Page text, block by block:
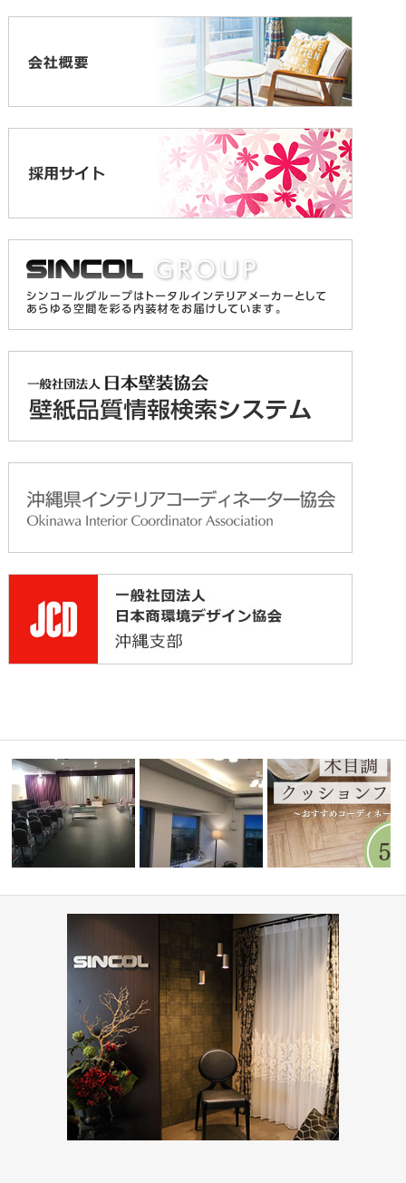
葬祭ホール いなんせ会館
ミルコマンション沖縄市与儀グ
ランパーク …
水まわりで人気！木目調
ョンフロア5…